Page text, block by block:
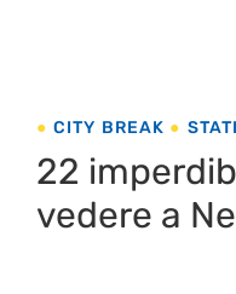
CITY BREAK
22
vedere a